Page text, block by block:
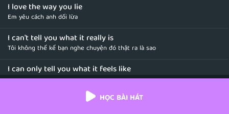
I love the way you lie
Em yêu cách anh dối lừa
I can't tell you what it really is
Tôi không thể kể bạn nghe chuyện đó thật ra là sao
I can only tell you what it feels like
Tôi chỉ có thể nói nó cảm giác thế nào mà thôi
And right now there's a steel knife
HỌC BÀI HÁT